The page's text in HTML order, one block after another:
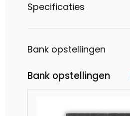
Specificaties
Bank opstellingen
Bank opstellingen